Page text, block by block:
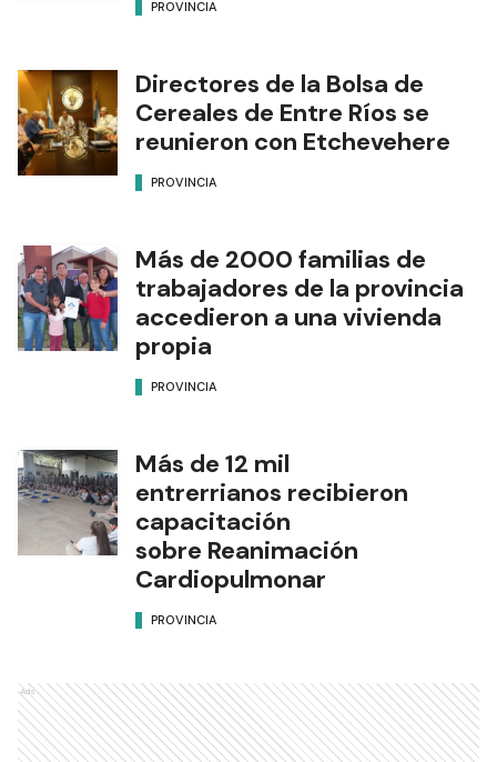
PROVINCIA
Directores de la Bolsa de
Cereales de Entre Ríos se
reunieron con Etchevehere
PROVINCIA
Más de 2000 familias de
trabajadores de la provincia
accedieron a una vivienda
propia
PROVINCIA
Más de 12 mil
entrerrianos recibieron
capacitación
sobre Reanimación
Cardiopulmonar
PROVINCIA
Ads